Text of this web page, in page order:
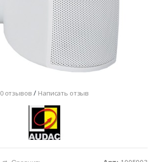
0 отзывов / Написать отзыв